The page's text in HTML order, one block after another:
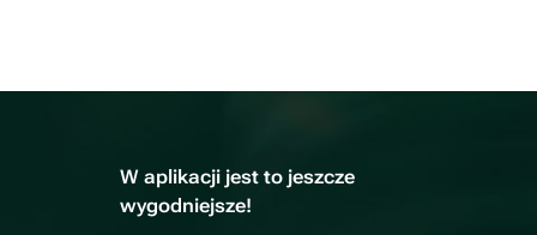
W aplikacji jest to jeszcze
wygodniejsze!